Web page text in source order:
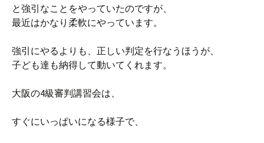
と強引なことをやっていたのですが、
最近はかなり柔軟にやっています。
強引にやるよりも、正しい判定を行なうほうが、
子ども達も納得して動いてくれます。
大阪の4級審判講習会は、
すぐにいっぱいになる様子で、